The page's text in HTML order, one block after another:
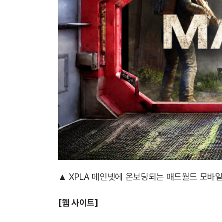
▲ XPLA 메인넷에 온보딩되는 매드월드 모바
[웹 사이트]